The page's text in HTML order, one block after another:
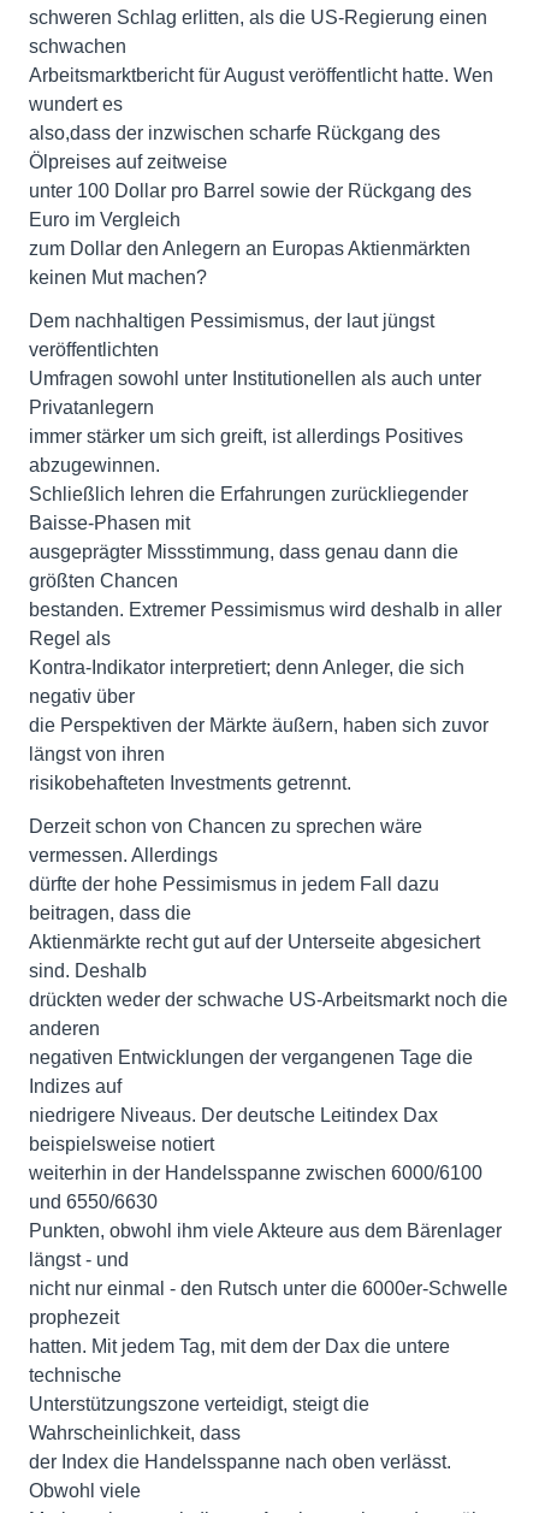
schweren Schlag erlitten, als die US-Regierung einen
schwachen
Arbeitsmarktbericht für August veröffentlicht hatte. Wen
wundert es
also,dass der inzwischen scharfe Rückgang des
Ölpreises auf zeitweise
unter 100 Dollar pro Barrel sowie der Rückgang des
Euro im Vergleich
zum Dollar den Anlegern an Europas Aktienmärkten
keinen Mut machen?
Dem nachhaltigen Pessimismus, der laut jüngst
veröffentlichten
Umfragen sowohl unter Institutionellen als auch unter
Privatanlegern
immer stärker um sich greift, ist allerdings Positives
abzugewinnen.
Schließlich lehren die Erfahrungen zurückliegender
Baisse-Phasen mit
ausgeprägter Missstimmung, dass genau dann die
größten Chancen
bestanden. Extremer Pessimismus wird deshalb in aller
Regel als
Kontra-Indikator interpretiert; denn Anleger, die sich
negativ über
die Perspektiven der Märkte äußern, haben sich zuvor
längst von ihren
risikobehafteten Investments getrennt.
Derzeit schon von Chancen zu sprechen wäre
vermessen. Allerdings
dürfte der hohe Pessimismus in jedem Fall dazu
beitragen, dass die
Aktienmärkte recht gut auf der Unterseite abgesichert
sind. Deshalb
drückten weder der schwache US-Arbeitsmarkt noch die
anderen
negativen Entwicklungen der vergangenen Tage die
Indizes auf
niedrigere Niveaus. Der deutsche Leitindex Dax
beispielsweise notiert
weiterhin in der Handelsspanne zwischen 6000/6100
und 6550/6630
Punkten, obwohl ihm viele Akteure aus dem Bärenlager
längst - und
nicht nur einmal - den Rutsch unter die 6000er-Schwelle
prophezeit
hatten. Mit jedem Tag, mit dem der Dax die untere
technische
Unterstützungszone verteidigt, steigt die
Wahrscheinlichkeit, dass
der Index die Handelsspanne nach oben verlässt.
Obwohl viele